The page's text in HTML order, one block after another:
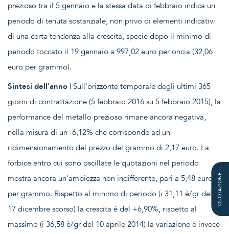
prezioso tra il 5 gennaio e la stessa data di febbraio indica un
periodo di tenuta sostanziale, non privo di elementi indicativi
di una certa tendenza alla crescita, specie dopo il minimo di
periodo toccato il 19 gennaio a 997,02 euro per oncia (32,06
euro per grammo).
Sintesi dell'anno | Sull'orizzonte temporale degli ultimi 365
giorni di contrattazione (5 febbraio 2016 su 5 febbraio 2015), la
performance del metallo prezioso rimane ancora negativa,
nella misura di un -6,12% che corrisponde ad un
ridimensionamento del prezzo del grammo di 2,17 euro. La
forbice entro cui sono oscillate le quotazioni nel periodo
mostra ancora un'ampiezza non indifferente, pari a 5,48 euro
per grammo. Rispetto al minimo di periodo (i 31,11 è/gr del
17 dicembre scorso) la crescita è del +6,90%, rispetto al
massimo (i 36,58 è/gr del 10 aprile 2014) la variazione è invece
QUOTAZIONE